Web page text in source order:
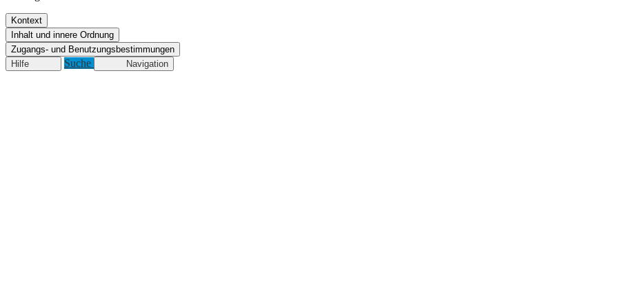
Kontext
Inhalt und innere Ordnung
Zugangs- und Benutzungsbestimmungen
Hilfe
Suche Navigation